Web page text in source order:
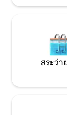
สระว่า